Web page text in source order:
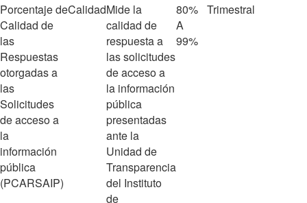
Porcentaje de
Calidad de
las
Respuestas
otorgadas a
las
Solicitudes
de acceso a
la
información
pública
(PCARSAIP)
CalidadMide la
calidad de
respuesta a
las solicitudes
de acceso a
la información
pública
presentadas
ante la
Unidad de
Transparencia
del Instituto
de
80%
A
99%
Trimestral